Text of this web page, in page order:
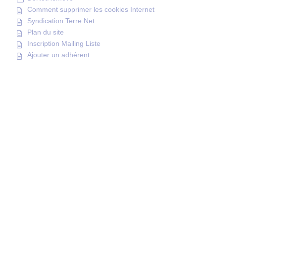
Comment supprimer les cookies Internet
Syndication Terre Net
Plan du site
Inscription Mailing Liste
Ajouter un adhérent